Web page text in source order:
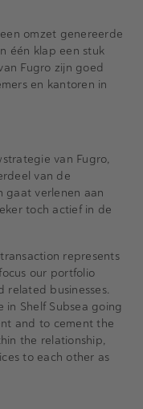
omzet genereerde
één klap een stuk
Fugro zijn goed
en kantoren in
van Fugro,
van de
gaat verlenen aan
toch actief in de
represents
our portfolio
related businesses.
Shelf Subsea going
and to cement the
the relationship,
to each other as